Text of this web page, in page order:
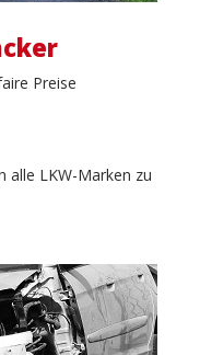
Preise
alle LKW-Marken zu